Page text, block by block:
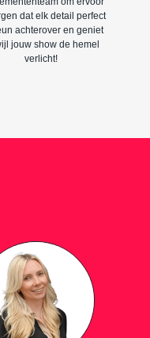
dat elk detail perfect
achterover en geniet
jouw show de hemel
verlicht!